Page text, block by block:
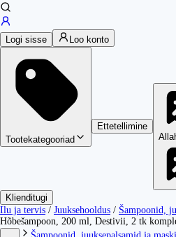
Logi sisse Loo konto
Tootekategooriad
Ettetellimine
Klienditugi
Ilu ja tervis / Juuksehooldus / Šampoonid,
Hõbešampoon, 200 ml, Destivii, 2 tk